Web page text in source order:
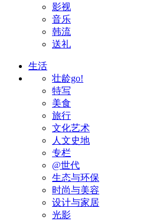
影视
音乐
韩流
送礼
生活
壮龄go!
特写
美食
旅行
文化艺术
人文史地
专栏
@世代
生态与环保
时尚与美容
设计与家居
光影